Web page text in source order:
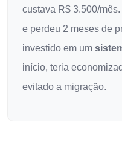
custava R$ 3.500/
e perdeu 2 meses de
investido em um
início, teria
evitado a migração.